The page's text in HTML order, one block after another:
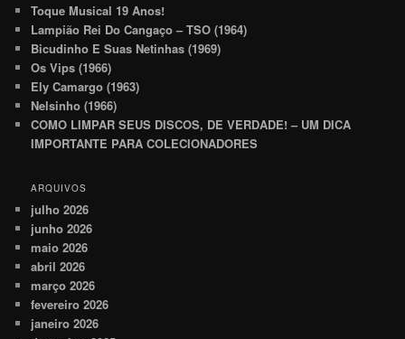
Toque Musical 19 Anos!
Lampião Rei Do Cangaço – TSO (1964)
Bicudinho E Suas Netinhas (1969)
Os Vips (1966)
Ely Camargo (1963)
Nelsinho (1966)
COMO LIMPAR SEUS DISCOS, DE VERDADE! – UM DICA
IMPORTANTE PARA COLECIONADORES
ARQUIVOS
julho 2026
junho 2026
maio 2026
abril 2026
março 2026
fevereiro 2026
janeiro 2026